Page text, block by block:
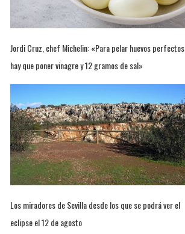
Jordi Cruz, chef Michelin: «Para pelar huevos perfectos
hay que poner vinagre y 12 gramos de sal»
Los miradores de Sevilla desde los que se podrá ver el
eclipse el 12 de agosto